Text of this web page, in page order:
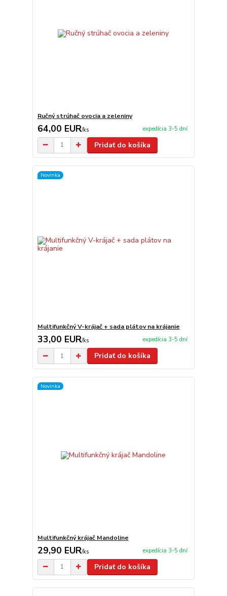
Ručný strúhač ovocia a zeleniny
64,00 EUR/ks expedícia 3-5 dní
Pridať do košíka
Novinka
Multifunkčný V-krájač + sada plátov na krájanie
33,00 EUR/ks expedícia 3-5 dní
Pridať do košíka
Novinka
Multifunkčný krájač Mandoline
29,90 EUR/ks expedícia 3-5 dní
Pridať do košíka